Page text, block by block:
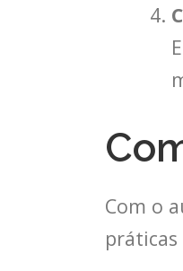
Com o